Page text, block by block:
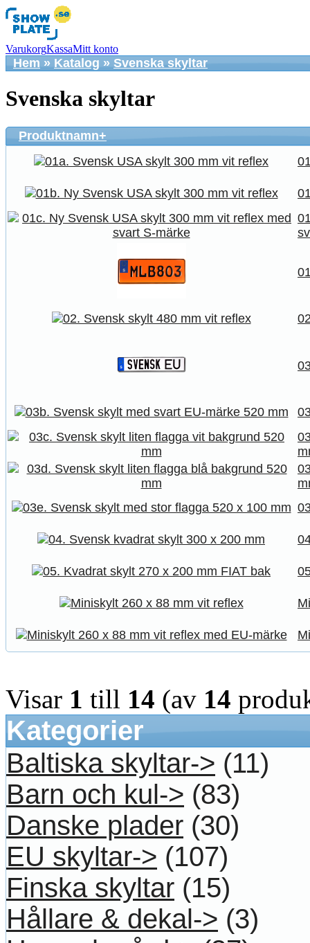
VarukorgKassaMitt konto
Hem » Katalog » Svenska skyltar
Svenska skyltar
Produktnamn+
Visar 1 till 14 (av 14
Kategorier
Baltiska skyltar-> (11)
Barn och kul-> (83)
Danske plader (30)
EU skyltar-> (107)
Finska skyltar (15)
Hållare & dekal-> (3)